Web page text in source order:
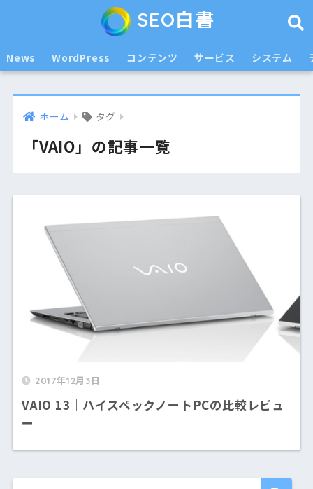
SEO白書
News WordPress コンテンツ サービス システム
ホーム タグ
「VAIO」の記事一覧
2017年12月3日
VAIO 13｜ハイスペックノートPCの比較レビュ
ー